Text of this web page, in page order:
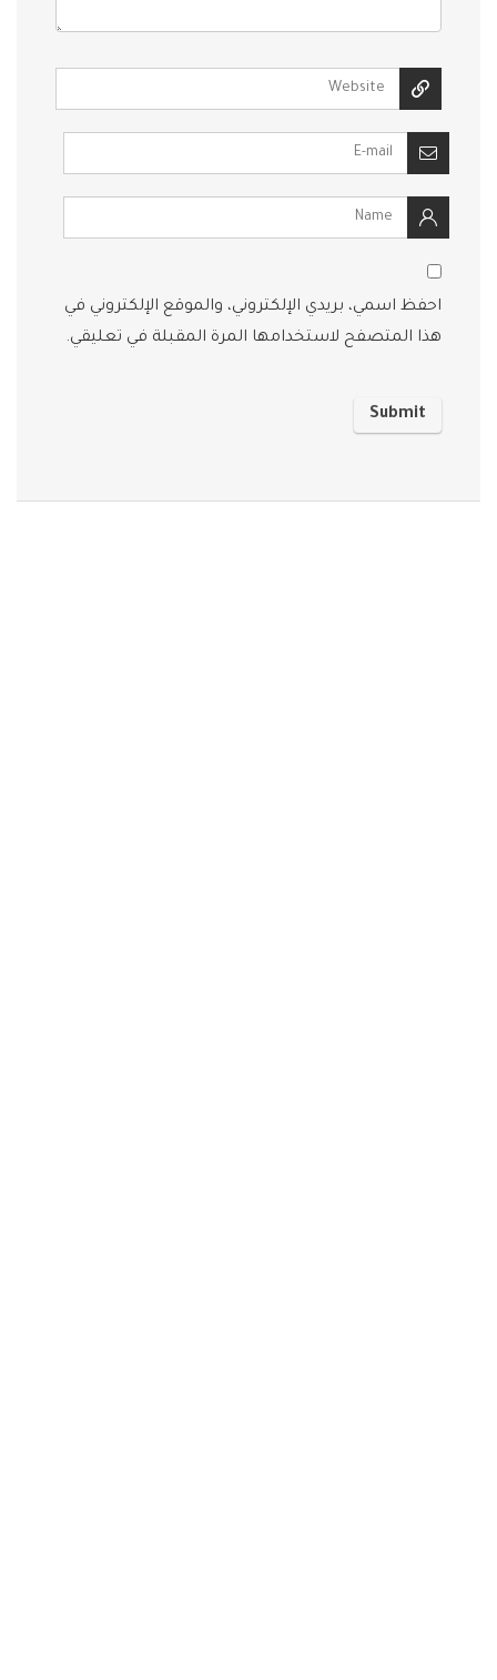
احفظ اسمي، بريدي الإلكتروني، والموقع الإلكتروني في
هذا المتصفح لاستخدامها المرة المقبلة في تعليقي.